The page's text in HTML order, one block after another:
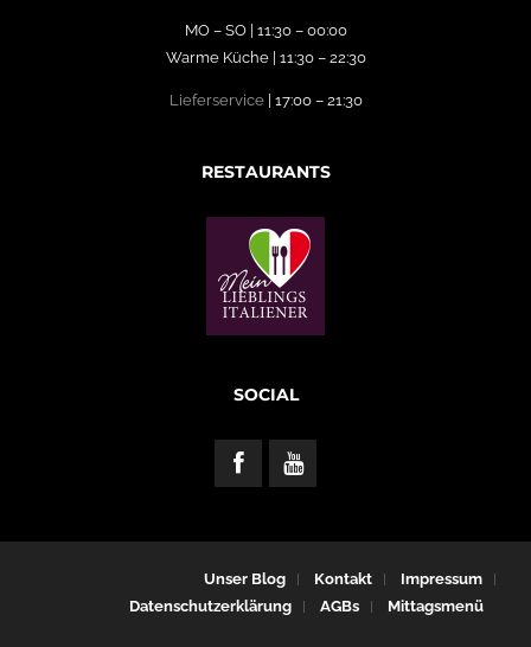
MO – SO | 11:30 – 00:00
Warme Küche | 11:30 – 22:30
Lieferservice| 17:00 – 21:30
RESTAURANTS
SOCIAL
Unser Blog Kontakt
Impressum
Datenschutzerklärung
AGBs Mittagsmenü